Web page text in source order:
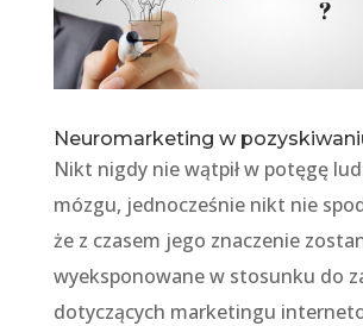
Neuromarketing w
Nikt nigdy nie wątpił w potęgę
mózgu, jednocześnie nikt nie
że z czasem jego znaczenie
wyeksponowane w stosunku do
dotyczących marketingu